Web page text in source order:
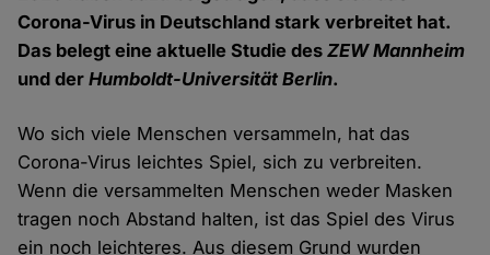
Corona-Virus in Deutschland stark verbreitet hat.
Das belegt eine aktuelle Studie desZEW Mannheim
und derHumboldt-Universität Berlin.
Wo sich viele Menschen versammeln, hat das
Corona-Virus leichtes Spiel, sich zu verbreiten.
Wenn die versammelten Menschen weder Masken
tragen noch Abstand halten, ist das Spiel des Virus
ein noch leichteres. Aus diesem Grund wurden